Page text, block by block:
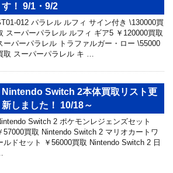
す！ 9/1・9/2
012 パラレル ルフィ サイン付き \130000買
スーパーパラレル ルフィ ギア5 ￥120000買取
ーパーパラレル トラファルガー・ロー \55000
取 スーパーパラレル キ …
Nintendo Switch 2本体買取リスト更
新しました！ 10/18～
Switch 2 ポケモンレジェンズセット
57000買取 Nintendo Switch 2 マリオカートワ
ルドセット ￥56000買取 Nintendo Switch 2 日